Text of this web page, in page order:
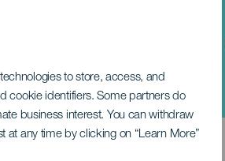
to store, access, and
cookie identifiers. Some partners do
business interest. You can withdraw
at any time by clicking on “Learn More”
the poets